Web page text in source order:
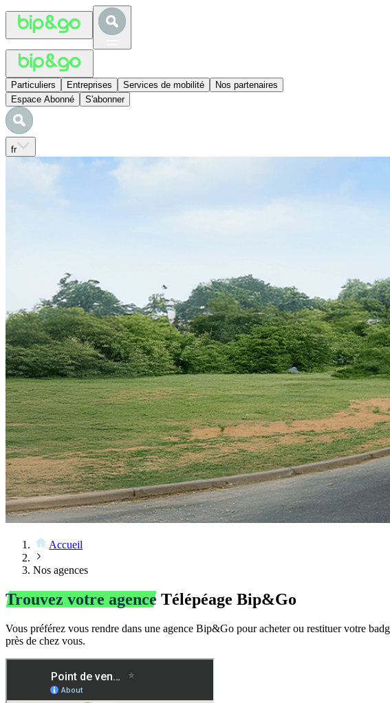
Particuliers Entreprises Services de mobilité
Nos partenaires
Espace Abonné
S'abonner
fr
Accueil
Nos agences
Trouvez votre agence Télépéage Bip&Go
Vous préférez vous rendre dans une agence Bip&Go pour acheter ou restituer votre
près de chez vous.